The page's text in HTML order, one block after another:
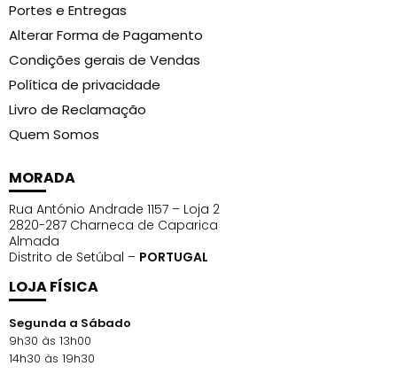
Portes e Entregas
Alterar Forma de Pagamento
Condições gerais de Vendas
Política de privacidade
Livro de Reclamação
Quem Somos
MORADA
Rua António Andrade 1157 – Loja 2
2820-287 Charneca de Caparica
Almada
Distrito de Setúbal – PORTUGAL
LOJA FÍSICA
Segunda a Sábado
9h30 às 13h00
14h30 às 19h30